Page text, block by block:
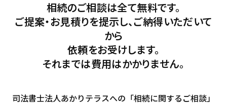
相続のご相談は全て無料です。
ご提案・お見積りを提示し、ご納得いただいて
から
依頼をお受けします。
それまでは費用はかかりません。
司法書士法人あかりテラスへの「相続に関するご相談」